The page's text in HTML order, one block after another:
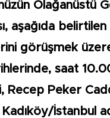
Olağanüstü
aşağıda
görüşmek
saat
Recep Peker
İstanbul